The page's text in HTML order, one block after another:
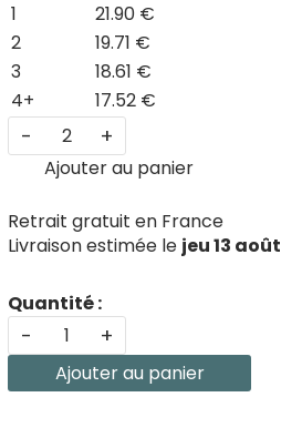
1
21.90 €
2
19.71 €
3
18.61 €
4+
17.52 €
- +
Ajouter au panier
Retrait gratuit en France
Livraison estimée le jeu 13 août
Quantité :
- +
Ajouter au panier